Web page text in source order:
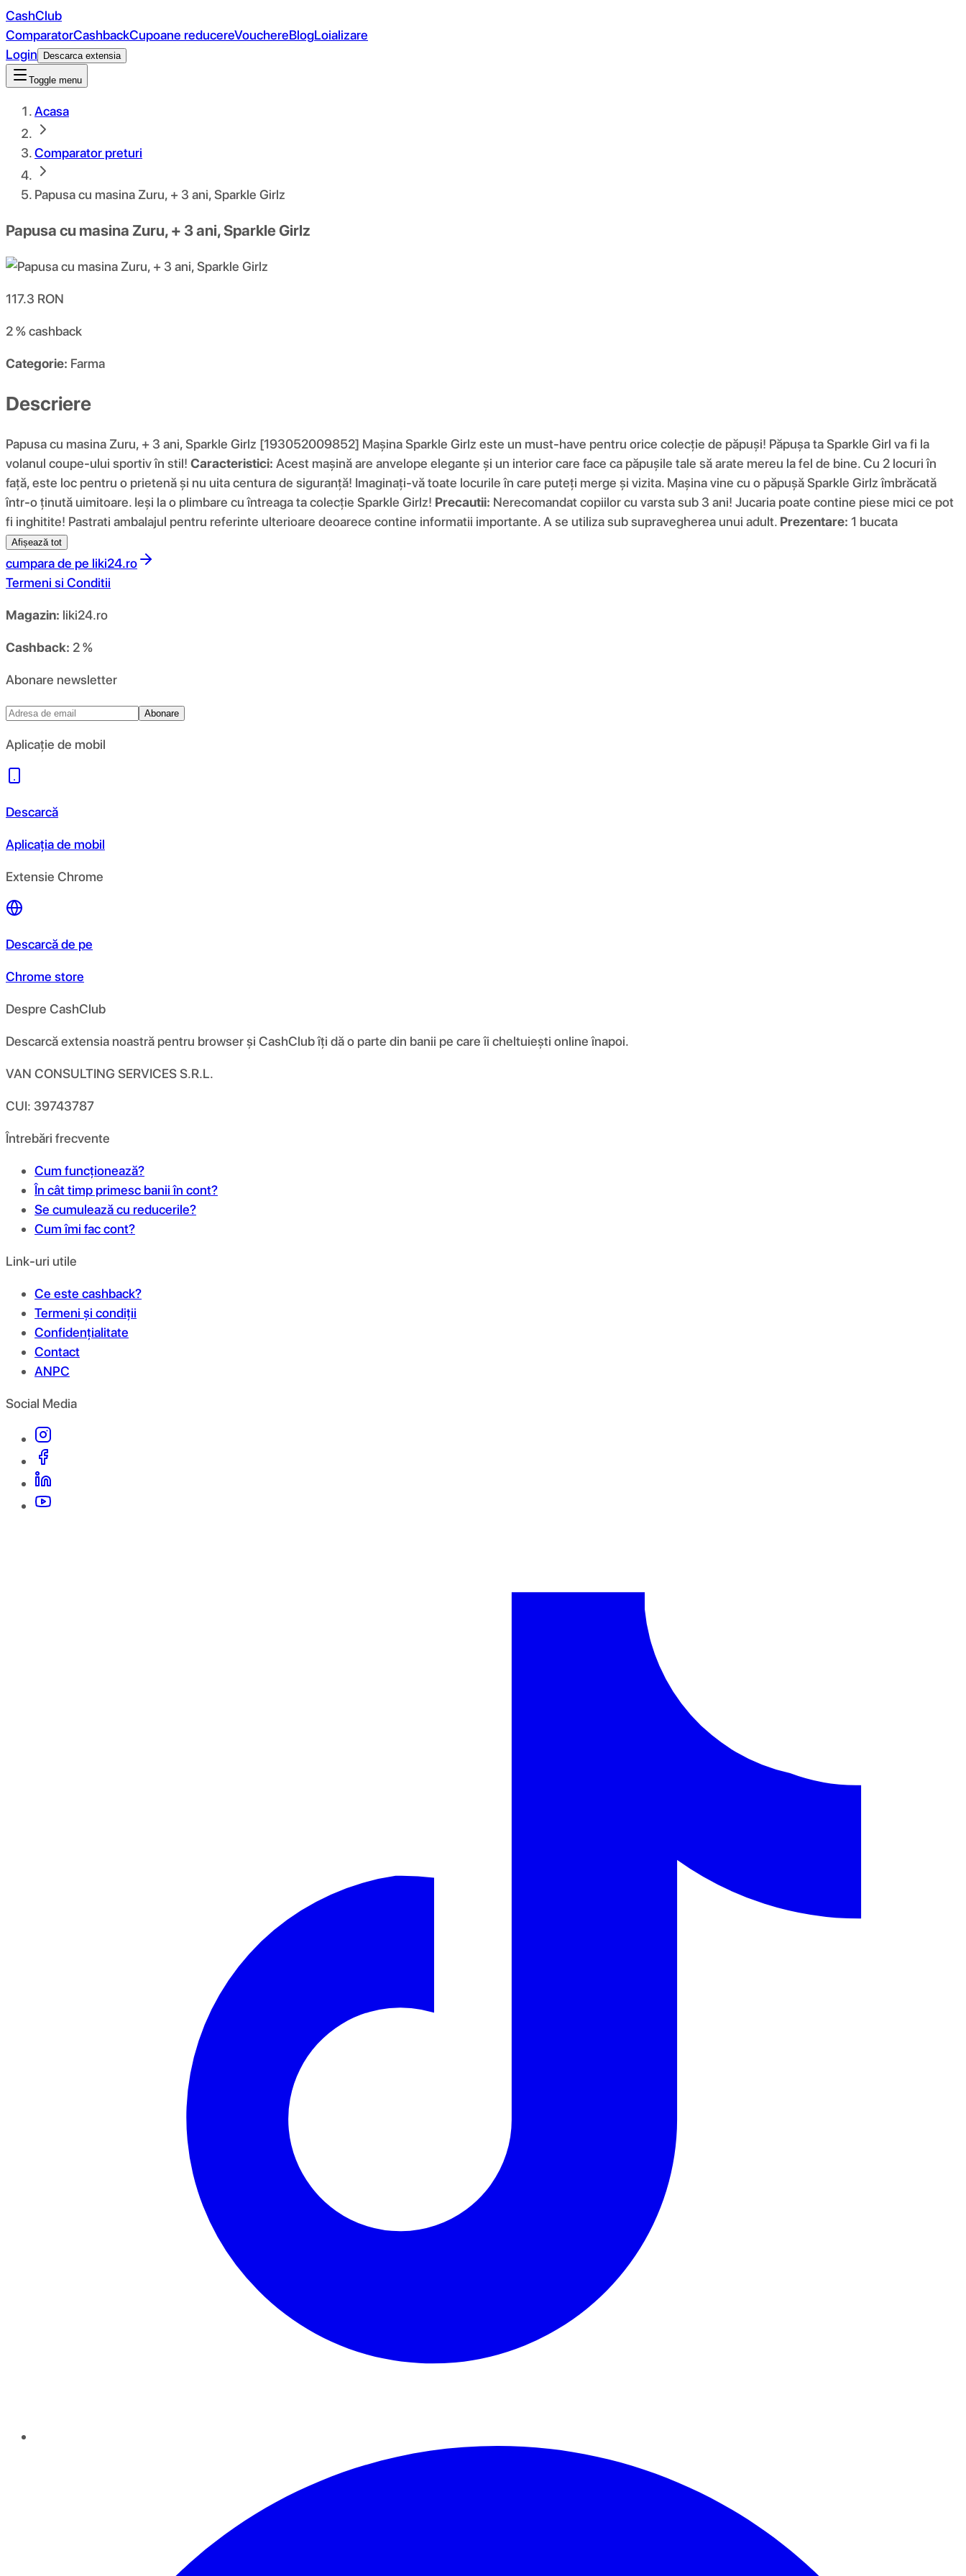
CashClub
ComparatorCashbackCupoane reducereVouchereBlogLoializare
Login
Descarca extensia
Toggle menu
Acasa
Comparator preturi
Papusa cu masina Zuru, + 3 ani, Sparkle Girlz
Papusa cu masina Zuru, + 3 ani, Sparkle Girlz
117.3 RON
2 %cashback
Categorie: Farma
Descriere
Papusa cu masina Zuru, + 3 ani, Sparkle Girlz [193052009852] Mașina Sparkle Girlz este un must-have pentru orice colecție de păpuși! Păpușa ta Sparkle Girl va fi la
volanul coupe-ului sportiv în stil! Caracteristici: Acest mașină are anvelope elegante și un interior care face ca păpușile tale să arate mereu la fel de bine. Cu 2 locuri în
față, este loc pentru o prietenă și nu uita centura de siguranță! Imaginați-vă toate locurile în care puteți merge și vizita. Mașina vine cu o păpușă Sparkle Girlz îmbrăcată
într-o ținută uimitoare. Ieși la o plimbare cu întreaga ta colecție Sparkle Girlz! Precautii: Nerecomandat copiilor cu varsta sub 3 ani! Jucaria poate contine piese mici ce pot
fi inghitite! Pastrati ambalajul pentru referinte ulterioare deoarece contine informatii importante. A se utiliza sub supravegherea unui adult. Prezentare: 1 bucata
Afișează tot
cumpara de pe liki24.ro
Termeni si Conditii
Magazin: liki24.ro
Cashback: 2 %
Abonare newsletter
Abonare
Aplicație de mobil
Descarcă
Aplicația de mobil
Extensie Chrome
Descarcă de pe
Chrome store
Despre CashClub
Descarcă extensia noastră pentru browser și CashClub îți dă o parte din banii pe care îi cheltuiești online înapoi.
VAN CONSULTING SERVICES S.R.L.
CUI: 39743787
Întrebări frecvente
Cum funcționează?
În cât timp primesc banii în cont?
Se cumulează cu reducerile?
Cum îmi fac cont?
Link-uri utile
Ce este cashback?
Termeni și condiții
Confidențialitate
Contact
ANPC
Social Media